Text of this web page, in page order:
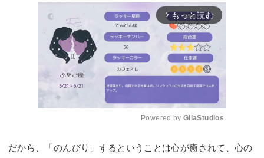
arrow_forward_ios もっと読む
Powered by GliaStudios
だから、「のんびり」するということは心が癒されて、心の